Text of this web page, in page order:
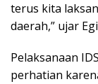
terus kita
daerah,” ujar
Pelaksanaan
perhatian